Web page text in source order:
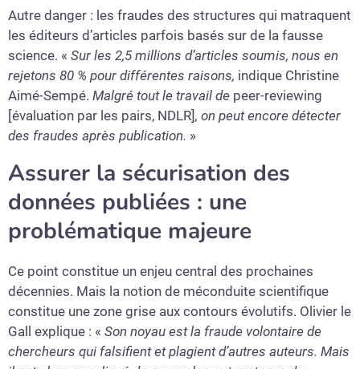
Autre danger : les fraudes des structures qui matraquent
les éditeurs d’articles parfois basés sur de la fausse
science. « Sur les 2,5 millions d’articles soumis, nous en
rejetons 80 % pour différentes raisons, indique Christine
Aimé-Sempé. Malgré tout le travail de peer-reviewing
[évaluation par les pairs, NDLR], on peut encore détecter
des fraudes après publication. »
Assurer la sécurisation des
données publiées : une
problématique majeure
Ce point constitue un enjeu central des prochaines
décennies. Mais la notion de méconduite scientifique
constitue une zone grise aux contours évolutifs. Olivier le
Gall explique : « Son noyau est la fraude volontaire de
chercheurs qui falsifient et plagient d’autres auteurs. Mais